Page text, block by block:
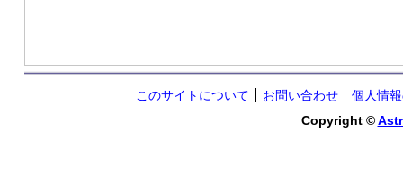
このサイトについて お問い合わせ
個人情
Copyright ©